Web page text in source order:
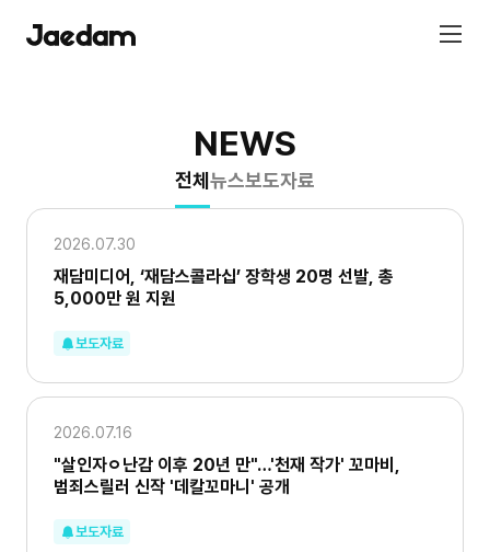
NEWS
전체 뉴스보도자료
2026.07.30
재담미디어, ‘재담스콜라십’ 장학생 20명 선발, 총
5,000만 원 지원
보도자료
2026.07.16
"살인자ㅇ난감 이후 20년 만"…'천재 작가' 꼬마비,
범죄스릴러 신작 '데칼꼬마니' 공개
보도자료